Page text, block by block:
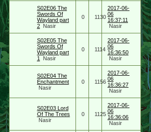
S02E06 The
Swords Of
Wayland part
2
Nasir
0 1130
2017-06-
06
16:37:11
Nasir
S02E05 The
Swords Of
Wayland part
1
Nasir
0 1114
2017-06-
06
16:36:50
Nasir
S02E04 The
Enchantment
Nasir
0 1156
2017-06-
06
16:36:27
Nasir
S02E03 Lord
Of The Trees
Nasir
0 1125
2017-06-
06
16:36:06
Nasir